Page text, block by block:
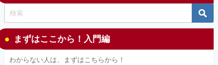
まずはここから！入門編
わからない人は、まずはこちらから！